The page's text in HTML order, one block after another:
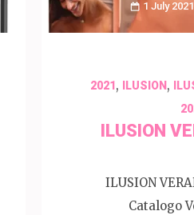
1 July 2021
2021, ILUSION,
ILUSION
ILUSION
Catalogo